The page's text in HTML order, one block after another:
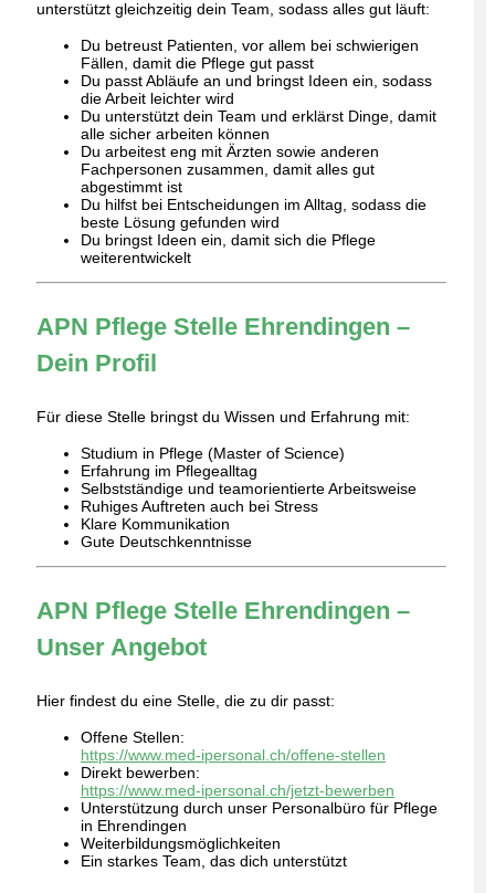
unterstützt gleichzeitig dein Team, sodass alles gut läuft:
Du betreust Patienten, vor allem bei schwierigen
Fällen, damit die Pflege gut passt
Du passt Abläufe an und bringst Ideen ein, sodass
die Arbeit leichter wird
Du unterstützt dein Team und erklärst Dinge, damit
alle sicher arbeiten können
Du arbeitest eng mit Ärzten sowie anderen
Fachpersonen zusammen, damit alles gut
abgestimmt ist
Du hilfst bei Entscheidungen im Alltag, sodass die
beste Lösung gefunden wird
Du bringst Ideen ein, damit sich die Pflege
weiterentwickelt
APN Pflege Stelle Ehrendingen –
Dein Profil
Für diese Stelle bringst du Wissen und Erfahrung mit:
Studium in Pflege (Master of Science)
Erfahrung im Pflegealltag
Selbstständige und teamorientierte Arbeitsweise
Ruhiges Auftreten auch bei Stress
Klare Kommunikation
Gute Deutschkenntnisse
APN Pflege Stelle Ehrendingen –
Unser Angebot
Hier findest du eine Stelle, die zu dir passt:
Offene Stellen:
https://www.med-ipersonal.ch/offene-stellen
Direkt bewerben:
https://www.med-ipersonal.ch/jetzt-bewerben
Unterstützung durch unser Personalbüro für Pflege
in Ehrendingen
Weiterbildungsmöglichkeiten
Ein starkes Team, das dich unterstützt